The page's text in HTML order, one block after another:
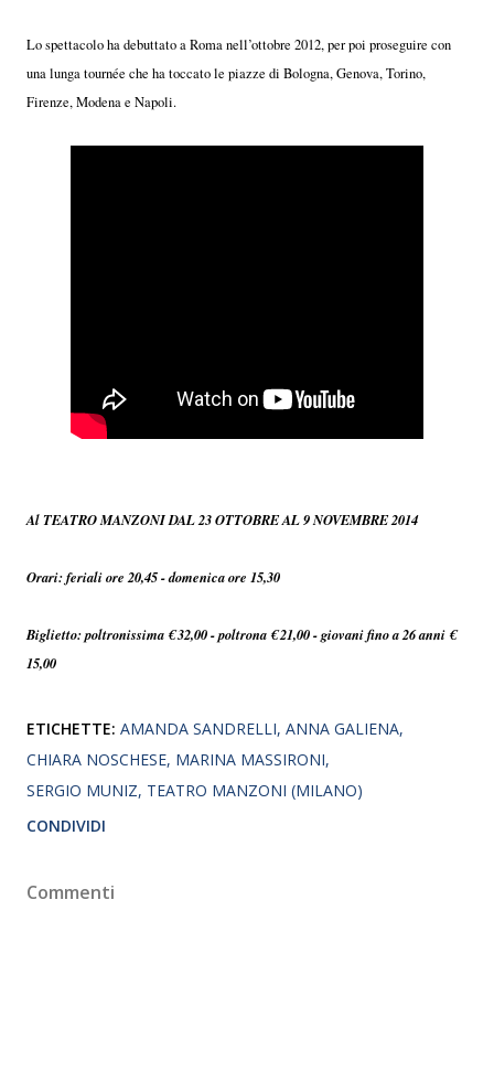
Lo spettacolo ha debuttato a Roma nell’ottobre 2012, per poi proseguire con
una lunga tournée che ha toccato le piazze di Bologna, Genova, Torino,
Firenze, Modena e Napoli.
Al TEATRO MANZONI DAL 23 OTTOBRE AL 9 NOVEMBRE 2014
Orari: feriali ore 20,45 - domenica ore 15,30
Biglietto: poltronissima € 32,00 - poltrona € 21,00 - giovani fino a 26 anni €
15,00
ETICHETTE: AMANDA SANDRELLI ANNA GALIENA
CHIARA NOSCHESE MARINA MASSIRONI
SERGIO MUNIZ TEATRO MANZONI (MILANO)
CONDIVIDI
Commenti